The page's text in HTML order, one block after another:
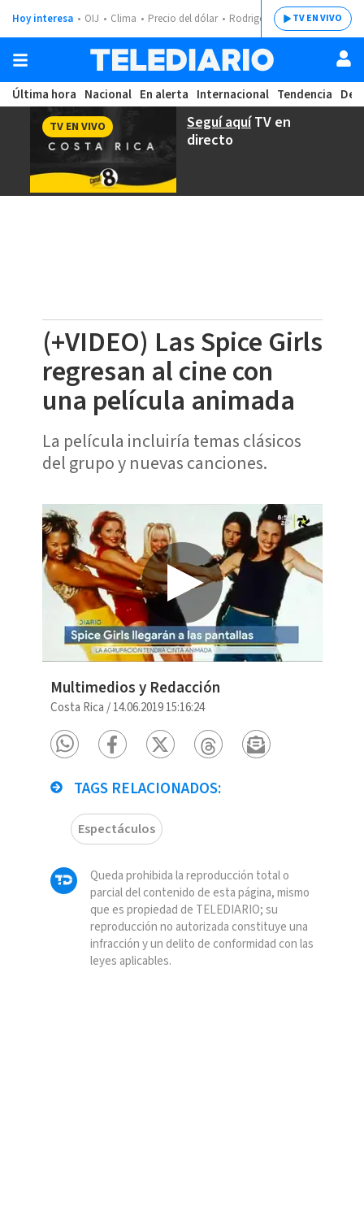
Hoy interesa OIJ Clima Precio del dólar Rodrigo ChavesTV EN VIVO
Última hora Nacional En alerta Internacional Tendencia
Seguí aquíTV en
directo
TV EN VIVO
(+VIDEO) Las Spice Girls
regresan al cine con
una película animada
La película incluiría temas clásicos
del grupo y nuevas canciones.
Multimedios y Redacción
Costa Rica /14.06.2019 15:16:24
TAGS RELACIONADOS:
Espectáculos
Queda prohibida la reproducción total o
parcial del contenido de esta página, mismo
que es propiedad de TELEDIARIO; su
reproducción no autorizada constituye una
infracción y un delito de conformidad con las
leyes aplicables.